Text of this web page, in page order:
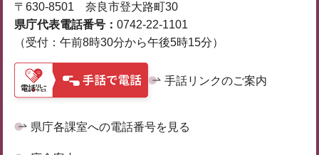
〒630-8501 奈良市登大路町30
県庁代表電話番号： 0742-22-1101
（受付：午前8時30分から午後5時15分）
手話リンクのご案内
県庁各課室への電話番号を見る